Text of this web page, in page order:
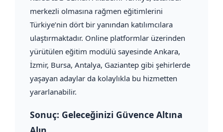
merkezli olmasına rağmen eğitimlerini
Türkiye’nin dört bir yanından katılımcılara
ulaştırmaktadır. Online platformlar üzerinden
yürütülen eğitim modülü sayesinde Ankara,
İzmir, Bursa, Antalya, Gaziantep gibi şehirlerde
yaşayan adaylar da kolaylıkla bu hizmetten
yararlanabilir.
Sonuç: Geleceğinizi Güvence Altına